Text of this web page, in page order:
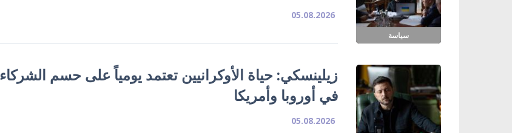
سياسة
05.08.2026
زيلينسكي: حياة الأوكرانيين تعتمد يومياً على حسم الشركاء
في أوروبا وأمريكا
05.08.2026